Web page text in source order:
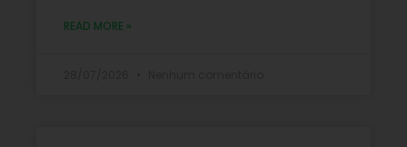
READ MORE »